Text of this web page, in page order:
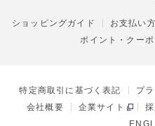
ショッピングガイド お支払い
ポイント・クーポ
特定商取引に基づく表記 プ
会社概要
企業サイト